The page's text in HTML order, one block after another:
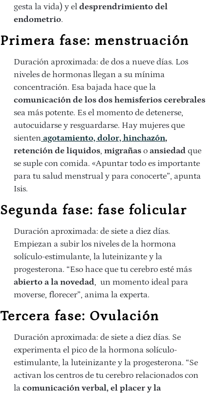
gesta la vida) y el desprendrimiento del
endometrio.
Primera fase: menstruación
Duración aproximada: de dos a nueve días. Los
niveles de hormonas llegan a su mínima
concentración. Esa bajada hace que la
comunicación de los dos hemisferios cerebrales
sea más potente. Es el momento de detenerse,
autocuidarse y resguardarse. Hay mujeres que
sienten agotamiento, dolor, hinchazón,
retención de liquidos, migrañas o ansiedad que
se suple con comida. «Apuntar todo es importante
para tu salud menstrual y para conocerte”, apunta
Isis.
Segunda fase: fase folicular
Duración aproximada: de siete a diez días.
Empiezan a subir los niveles de la hormona
solículo-estimulante, la luteinizante y la
progesterona. “Eso hace que tu cerebro esté más
abierto a la novedad, un momento ideal para
moverse, florecer”, anima la experta.
Tercera fase: Ovulación
Duración aproximada: de siete a diez días. Se
experimenta el pico de la hormona solículo-
estimulante, la luteinizante y la progesterona. “Se
activan los centros de tu cerebro relacionados con
la comunicación verbal, el placer y la